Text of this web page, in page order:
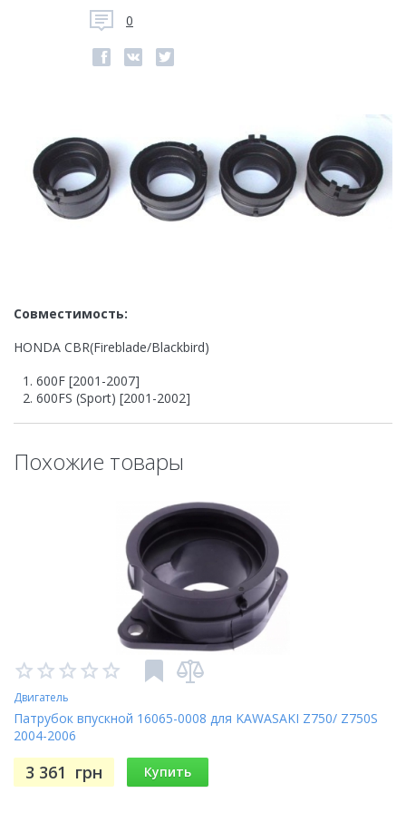
0
Совместимость:
HONDA CBR(Fireblade/Blackbird)
600F [2001-2007]
600FS (Sport) [2001-2002]
Похожие товары
Двигатель
Патрубок впускной 16065-0008 для KAWASAKI Z750/ Z750S
2004-2006
3 361 грн Купить